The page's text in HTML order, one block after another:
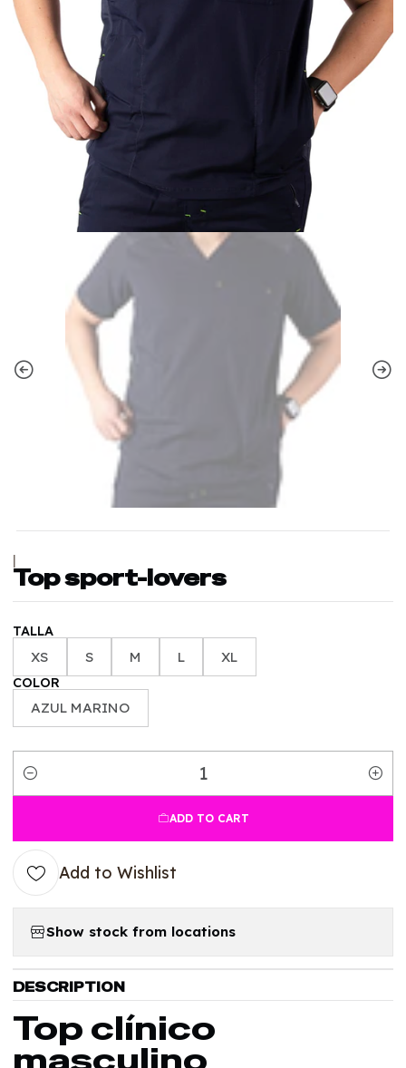
|
Top sport-lovers
TALLA
XS S M L XL
COLOR
AZUL MARINO
Quantity
ADD TO CART
Add to Wishlist
Show stock from locations
DESCRIPTION
Top clínico